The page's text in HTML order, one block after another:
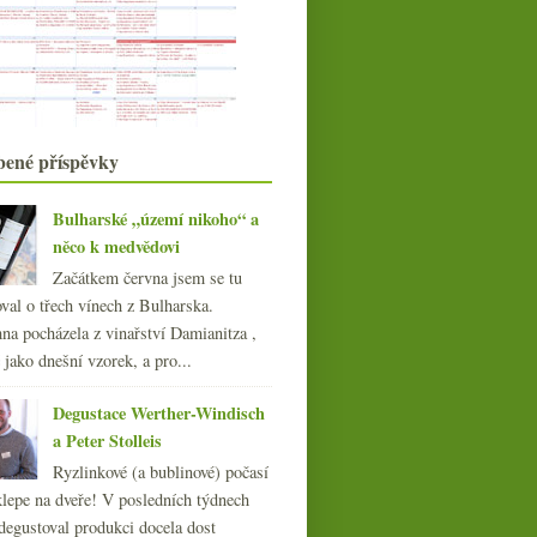
uzákoněno a další čte...
3x trochu netypicky – odrůda,
původ, zpracování
O propagaci malého regionu a
degustační vinařské v...
Vezměte něco z Moravy…
zemětřesení
Na návštěvě u Kőfejtő
srpna(21)
července(19)
června(22)
května(22)
dubna(21)
března(21)
února(21)
ledna (20)
(251)
příspěvky
Bulharské „území nikoho“ a
něco k medvědovi
Začátkem června jsem se tu
o třech vínech z Bulharska.
pocházela z vinařství Damianitza ,
jako dnešní vzorek, a pro...
Degustace Werther-Windisch
a Peter Stolleis
Ryzlinkové (a bublinové) počasí
na dveře! V posledních týdnech
produkci docela dost